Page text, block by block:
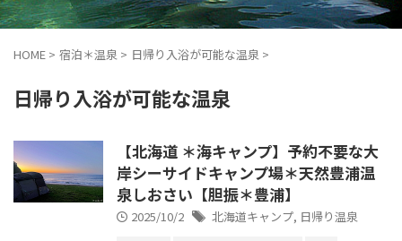
HOME > 宿泊＊温泉 > 日帰り入浴が可能な温泉 >
日帰り入浴が可能な温泉
【北海道 ＊海キャンプ】予約不要な大
岸シーサイドキャンプ場＊天然豊浦温
泉しおさい【胆振＊豊浦】
2025/10/2 北海道キャンプ, 日帰り温泉